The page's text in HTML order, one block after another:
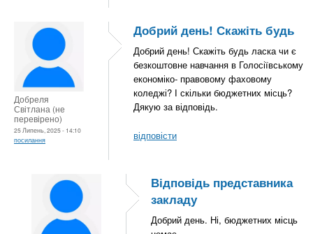
Добреля
Світлана (не
перевірено)
25 Липень, 2025 - 14:10
посилання
Добрий день! Скажіть будь
Добрий день! Скажіть будь ласка чи є
безкоштовне навчання в Голосіївському
економіко- правовому фаховому
коледжі? І скільки бюджетних місць?
Дякую за відповідь.
відповісти
Відповідь представника
закладу
Добрий день. Ні, бюджетних місць